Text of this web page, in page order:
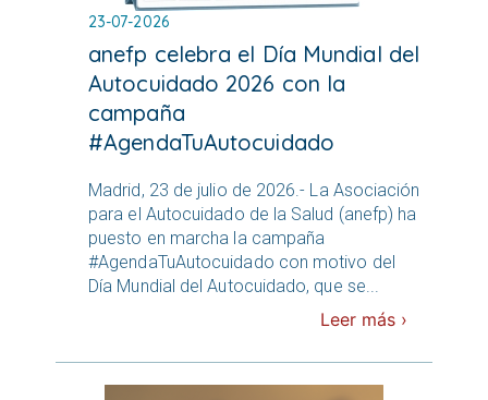
23-07-2026
anefp celebra el Día Mundial del
Autocuidado 2026 con la
campaña
#AgendaTuAutocuidado
Madrid, 23 de julio de 2026.- La Asociación
para el Autocuidado de la Salud (anefp) ha
puesto en marcha la campaña
#AgendaTuAutocuidado con motivo del
Día Mundial del Autocuidado, que se...
Leer más ›